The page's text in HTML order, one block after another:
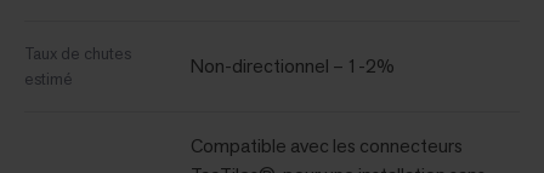
Taux de chutes
estimé
Non-directionnel – 1-2%
Compatible avec les connecteurs